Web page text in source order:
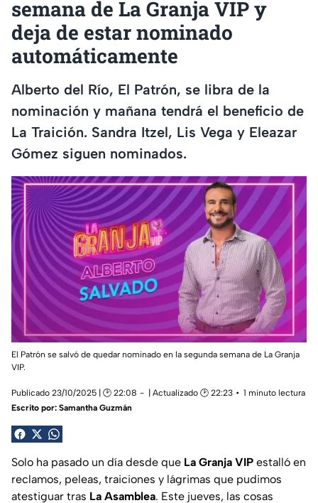
semana de La Granja VIP y
deja de estar nominado
automáticamente
Alberto del Río, El Patrón, se libra de la
nominación y mañana tendrá el beneficio de
La Traición. Sandra Itzel, Lis Vega y Eleazar
Gómez siguen nominados.
El Patrón se salvó de quedar nominado en la segunda semana de La Granja
VIP.
Publicado 23/10/2025 | 🕑 22:08 | Actualizado 🕑 22:23
1 minuto lectura
Escrito por: Samantha Guzmán
Solo ha pasado un día desde que La Granja VIP estalló en
reclamos, peleas, traiciones y lágrimas que pudimos
atestiguar tras La Asamblea. Este jueves, las cosas